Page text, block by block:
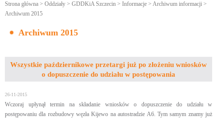
Strona główna > Oddziały > GDDKiA Szczecin > Informacje > Archiwum informacji >
Archiwum 2015
Archiwum 2015
Wszystkie październikowe przetargi już po złożeniu wniosków
o dopuszczenie do udziału w postępowania
26-11-2015
Wczoraj upłynął termin na składanie wniosków o dopuszczenie do udziału w
postępowaniu dla rozbudowy węzła Kijewo na autostradzie A6. Tym samym znamy już